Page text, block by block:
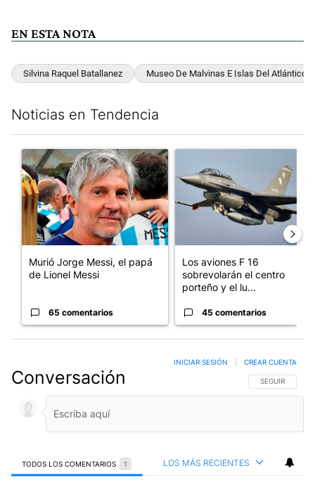
EN ESTA NOTA
Silvina Raquel Batallanez Museo De Malvinas E Islas Del Atlántico
Noticias en Tendencia
Un artículo de tendencia con el título "Murió Jorge Messi, el
Murió Jorge Messi, el papá
de Lionel Messi
65 comentarios
Los aviones F 16
sobrevolarán el centro
porteño y el lu...
45 comentarios
Conversación SIGA ESTA
SEGUIR
INICIAR SESIÓN CREAR CUENTA
TODOS LOS COMENTARIOS 1 LOS MÁS RECIENTES